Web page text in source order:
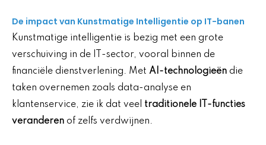
De impact van Kunstmatige Intelligentie op IT-banen
Kunstmatige intelligentie is bezig met een grote
verschuiving in de IT-sector, vooral binnen de
financiële dienstverlening. Met AI-technologieën die
taken overnemen zoals data-analyse en
klantenservice, zie ik dat veel traditionele IT-functies
veranderen of zelfs verdwijnen.